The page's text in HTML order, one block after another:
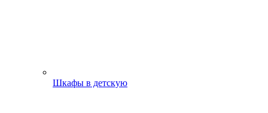
Шкафы в детскую